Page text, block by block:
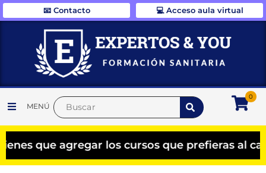
📧 Contacto 💻 Acceso aula virtual
MENÚ
0
que agregar los cursos que prefieras al